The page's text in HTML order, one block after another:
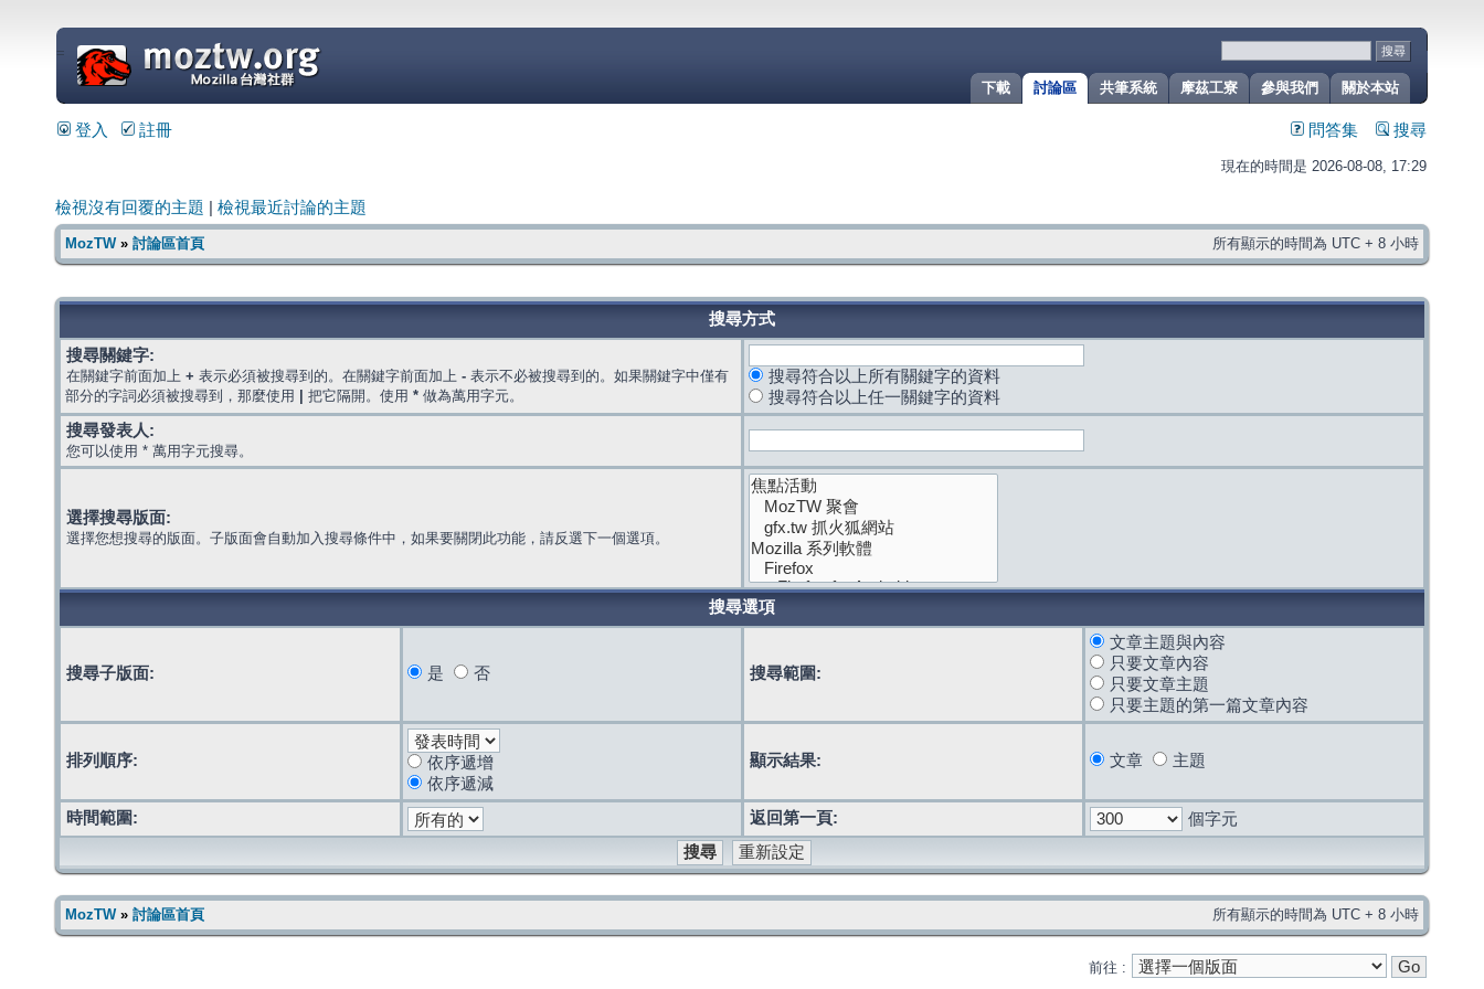
關於本站
參與我們
摩茲工寮
共筆系統
討論區
下載
=
登入 註冊 問答集 搜尋
現在的時間是 2026-08-08, 17:29
檢視沒有回覆的主題 檢視最近討論的主題
MozTW» 討論區首頁 所有顯示的時間為 UTC + 8 小時
搜尋方式
搜尋關鍵字:
在關鍵字前面加上 + 表示必須被搜尋到的。在關鍵字前面加上 - 表示不必被搜尋到的。如果關鍵字中僅有
部分的字詞必須被搜尋到，那麼使用
把它隔開。使用 * 做為萬用字元。
搜尋符合以上所有關鍵字的資料
搜尋符合以上任一關鍵字的資料
搜尋發表人:
您可以使用 * 萬用字元搜尋。
選擇搜尋版面:
選擇您想搜尋的版面。子版面會自動加入搜尋條件中，如果要關閉此功能，請反選下一個選項。
搜尋選項
搜尋子版面: 是 否 搜尋範圍:
文章主題與內容
只要文章內容
只要文章主題
只要主題的第一篇文章內容
排列順序:
依序遞增
依序遞減
顯示結果: 文章 主題
時間範圍: 返回第一頁: 個字元
MozTW» 討論區首頁 所有顯示的時間為 UTC + 8 小時
前往 :